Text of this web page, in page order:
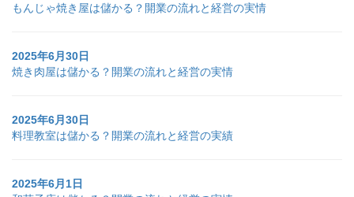
もんじゃ焼き屋は儲かる？開業の流れと経営の実情
2025年6月30日
焼き肉屋は儲かる？開業の流れと経営の実情
2025年6月30日
料理教室は儲かる？開業の流れと経営の実績
2025年6月1日